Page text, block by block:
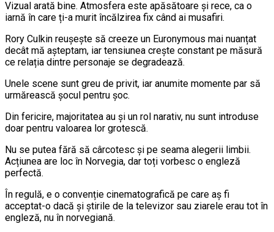
Vizual arată bine. Atmosfera este apăsătoare și rece, ca o
iarnă în care ți-a murit încălzirea fix când ai musafiri.
Rory Culkin reușește să creeze un Euronymous mai nuanțat
decât mă așteptam, iar tensiunea crește constant pe măsură
ce relația dintre personaje se degradează.
Unele scene sunt greu de privit, iar anumite momente par să
urmărească șocul pentru șoc.
Din fericire, majoritatea au și un rol narativ, nu sunt introduse
doar pentru valoarea lor grotescă.
Nu se putea fără să cârcotesc și pe seama alegerii limbii.
Acțiunea are loc în Norvegia, dar toți vorbesc o engleză
perfectă.
În regulă, e o convenție cinematografică pe care aș fi
acceptat-o dacă și știrile de la televizor sau ziarele erau tot în
engleză, nu în norvegiană.